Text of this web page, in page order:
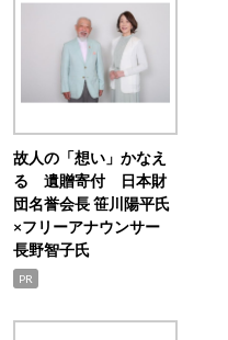
故人の「想い」かなえ
る 遺贈寄付 日本財
団名誉会長 笹川陽平氏
×フリーアナウンサー
長野智子氏
PR